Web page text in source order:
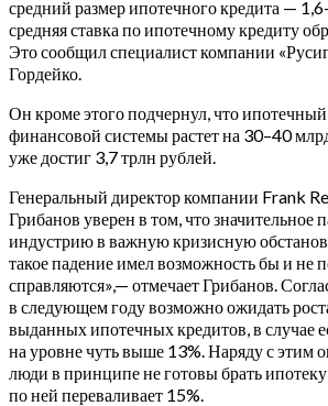
средний размер ипотечного кредита —
средняя ставка по ипотечному кредиту
Это сообщил специалист компании
Гордейко.
Он кроме этого подчернул, что
финансовой системы растет на 30–40
уже достиг 3,7 трлн рублей.
Генеральный директор компании Frank
Грибанов уверен в том, что значительное
индустрию в важную кризисную
такое падение имел возможность бы и не
справляются»,— отмечает Грибанов.
в следующем году возможно ожидать
выданных ипотечных кредитов, в случае
на уровне чуть выше 13%.Наряду с этим
люди в принципе не готовы брать ипотеку,
по ней переваливает 15%.